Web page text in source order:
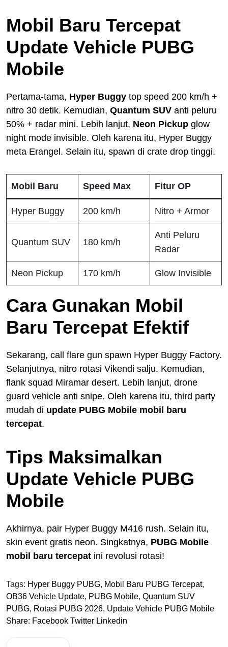
Mobil Baru Tercepat
Update Vehicle PUBG
Mobile
Pertama-tama, Hyper Buggy top speed 200 km/h +
nitro 30 detik. Kemudian, Quantum SUV anti peluru
50% + radar mini. Lebih lanjut, Neon Pickup glow
night mode invisible. Oleh karena itu, Hyper Buggy
meta Erangel. Selain itu, spawn di crate drop tinggi.
Mobil Baru Speed Max Fitur OP
Hyper Buggy 200 km/h Nitro + Armor
Quantum SUV 180 km/h
Anti Peluru
Radar
Neon Pickup 170 km/h Glow Invisible
Cara Gunakan Mobil
Baru Tercepat Efektif
Sekarang, call flare gun spawn Hyper Buggy Factory.
Selanjutnya, nitro rotasi Vikendi salju. Kemudian,
flank squad Miramar desert. Lebih lanjut, drone
guard vehicle anti snipe. Oleh karena itu, third party
mudah di update PUBG Mobile mobil baru
tercepat.
Tips Maksimalkan
Update Vehicle PUBG
Mobile
Akhirnya, pair Hyper Buggy M416 rush. Selain itu,
skin event gratis neon. Singkatnya, PUBG Mobile
mobil baru tercepat ini revolusi rotasi!
Tags: Hyper Buggy PUBG, Mobil Baru PUBG Tercepat,
OB36 Vehicle Update, PUBG Mobile, Quantum SUV
PUBG, Rotasi PUBG 2026, Update Vehicle PUBG Mobile
Share: Facebook Twitter Linkedin